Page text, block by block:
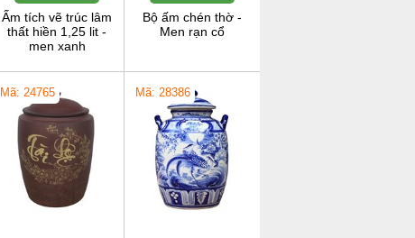
Ấm tích vẽ trúc lâm
thất hiền 1,25 lit -
men xanh
Bộ ấm chén thờ -
Men rạn cổ
Mã: 24765 Mã: 28386